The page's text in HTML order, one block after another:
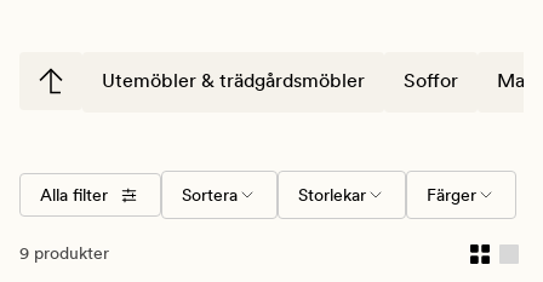
Utemöbler & trädgårdsmöbler Soffor
Alla filter Sortera Storlekar Färger
9 produkter